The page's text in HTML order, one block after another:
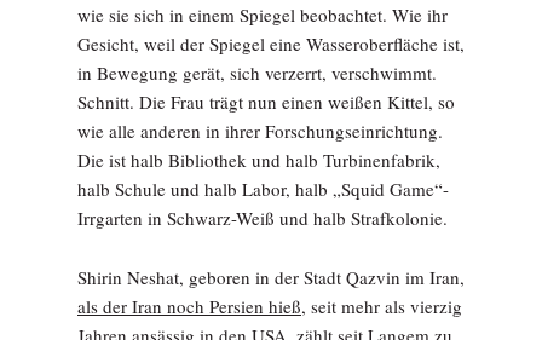
wie sie sich in einem Spiegel beobachtet. Wie ihr
Gesicht, weil der Spiegel eine Wasseroberfläche ist,
in Bewegung gerät, sich verzerrt, verschwimmt.
Schnitt. Die Frau trägt nun einen weißen Kittel, so
wie alle anderen in ihrer Forschungseinrichtung.
Die ist halb Bibliothek und halb Turbinenfabrik,
halb Schule und halb Labor, halb „Squid Game“-
Irrgarten in Schwarz-Weiß und halb Strafkolonie.
Shirin Neshat, geboren in der Stadt Qazvin im Iran,
als der Iran noch Persien hieß, seit mehr als vierzig